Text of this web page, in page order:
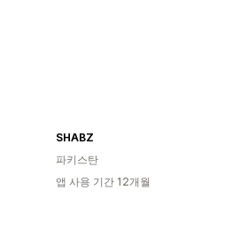
SHABZ
파키스탄
앱 사용 기간 12개월